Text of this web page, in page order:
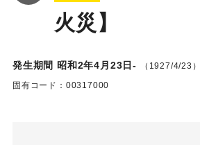
火災】
発生期間 昭和2年4月23日- （1927/4/23）
固有コード：00317000